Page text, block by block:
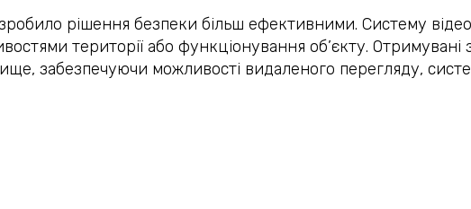
рішення безпеки більш ефективними. Систему
території або функціонування об’єкту. Отримувані
забезпечуючи можливості видаленого перегляду,